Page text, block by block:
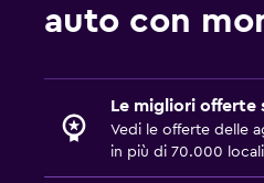
auto con
Le migliori offerte
Vedi le offerte delle
in più di 70.000